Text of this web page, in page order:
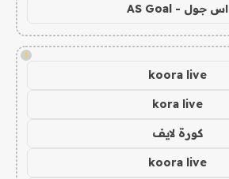
اس جول - AS Goal
!
koora live
kora live
كورة لايف
koora live